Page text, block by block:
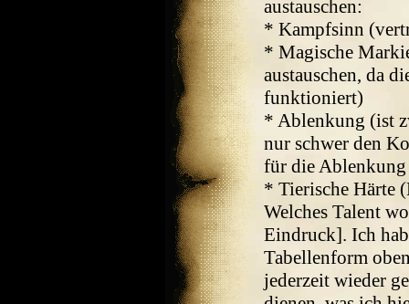
austauschen:
* Kampfsinn
* Magische
austauschen, da
funktioniert)
* Ablenkung (ist
nur schwer den
für die
* Tierische Härte
Welches Talent
Eindruck]. Ich
Tabellenform
jederzeit wieder